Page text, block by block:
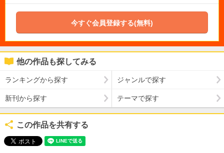
今すぐ会員登録する(無料)
他の作品も探してみる
ランキングから探す ジャンルで探す
新刊から探す テーマで探す
この作品を共有する